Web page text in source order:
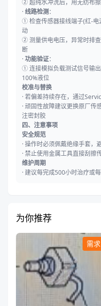
② 超纯水冲洗后，用无纺布
·线路检测 ：
① 检查传感器接线端子(红-电
动
② 测量供电电压，异常时排
断
·功能验证：
① 连接模拟负载测试信号输
100%液位
校准与替换
· 若偏差持续存在，通过
· 顽固性故障建议更换原厂
注密封胶
四、注意事项
安全规范
· 操作时必须佩戴绝缘手套，
· 禁止使用金属工具直接刮擦
维护周期
·建议每完成500小时治疗或
为你推荐
需求